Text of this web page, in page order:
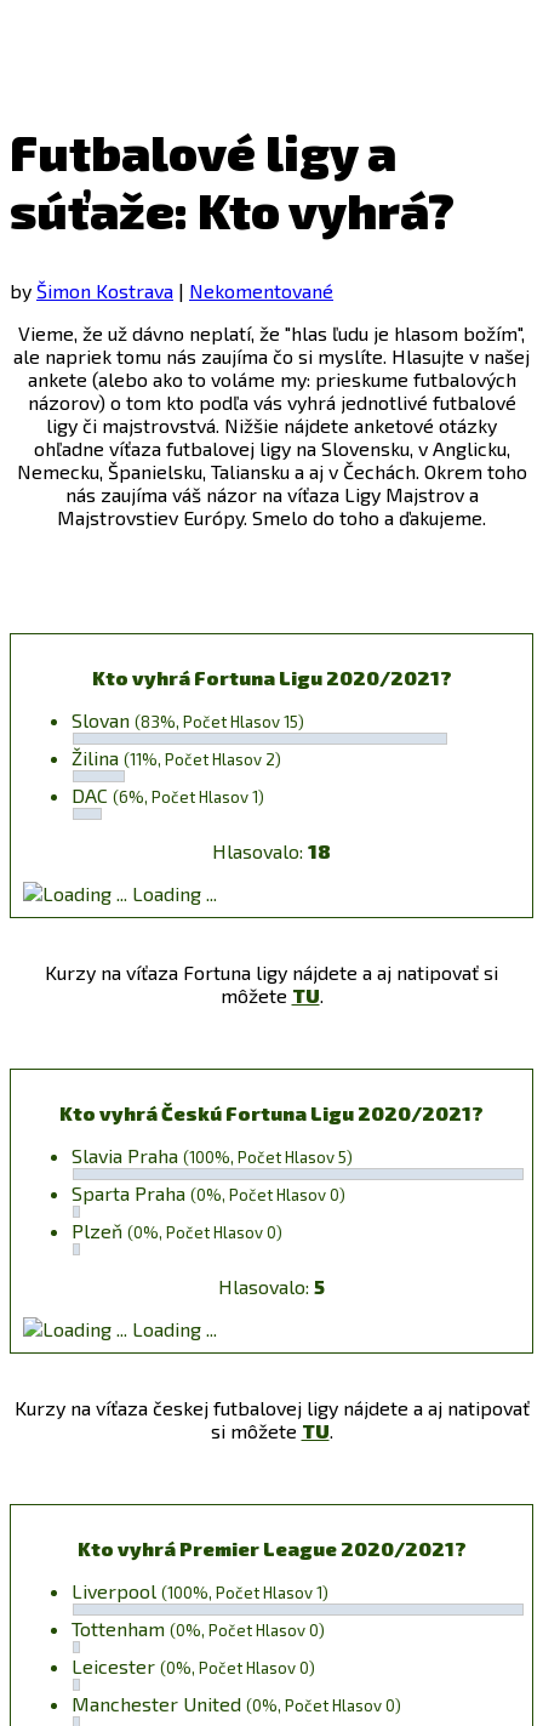
Futbalové ligy a
súťaže: Kto vyhrá?
by Šimon Kostrava | Nekomentované
Vieme, že už dávno neplatí, že "hlas ľudu je hlasom božím",
ale napriek tomu nás zaujíma čo si myslíte. Hlasujte v našej
ankete (alebo ako to voláme my: prieskume futbalových
názorov) o tom kto podľa vás vyhrá jednotlivé futbalové
ligy či majstrovstvá. Nižšie nájdete anketové otázky
ohľadne víťaza futbalovej ligy na Slovensku, v Anglicku,
Nemecku, Španielsku, Taliansku a aj v Čechách. Okrem toho
nás zaujíma váš názor na víťaza Ligy Majstrov a
Majstrovstiev Európy. Smelo do toho a ďakujeme.
Kto vyhrá Fortuna Ligu 2020/2021?
Slovan (83%, Počet Hlasov 15)
Žilina (11%, Počet Hlasov 2)
DAC (6%, Počet Hlasov 1)
Hlasovalo: 18
Loading ...
Kurzy na víťaza Fortuna ligy nájdete a aj natipovať si
môžete TU.
Kto vyhrá Českú Fortuna Ligu 2020/2021?
Slavia Praha (100%, Počet Hlasov 5)
Sparta Praha (0%, Počet Hlasov 0)
Plzeň (0%, Počet Hlasov 0)
Hlasovalo: 5
Loading ...
Kurzy na víťaza českej futbalovej ligy nájdete a aj natipovať
si môžete TU.
Kto vyhrá Premier League 2020/2021?
Liverpool (100%, Počet Hlasov 1)
Tottenham (0%, Počet Hlasov 0)
Leicester (0%, Počet Hlasov 0)
Manchester United (0%, Počet Hlasov 0)